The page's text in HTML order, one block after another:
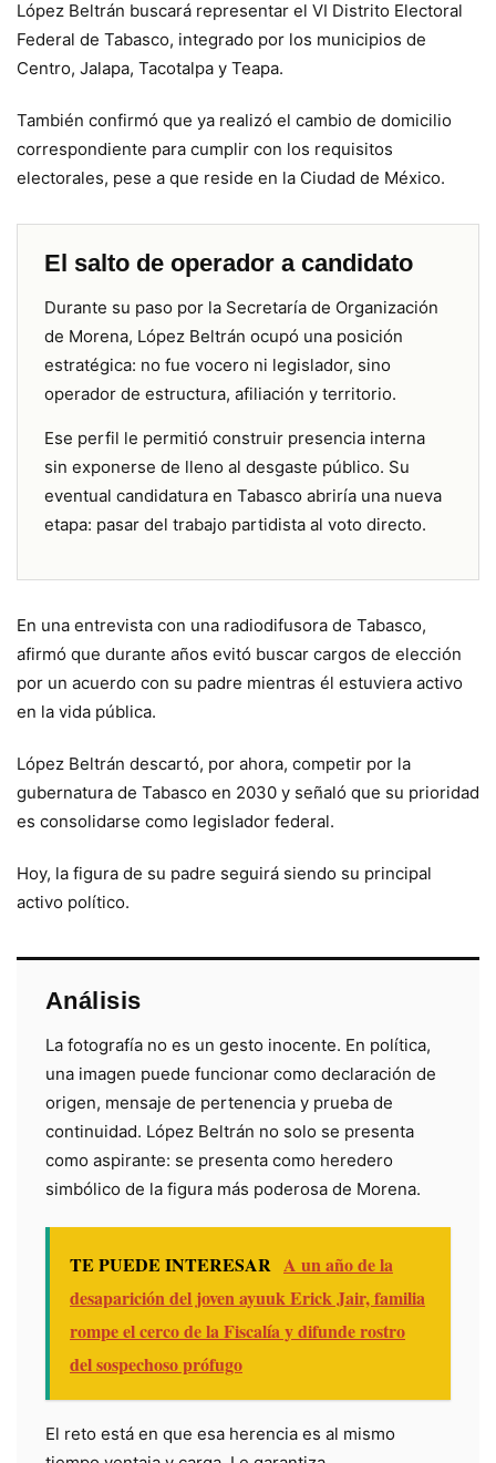
López Beltrán buscará representar el VI Distrito Electoral
Federal de Tabasco, integrado por los municipios de
Centro, Jalapa, Tacotalpa y Teapa.
También confirmó que ya realizó el cambio de domicilio
correspondiente para cumplir con los requisitos
electorales, pese a que reside en la Ciudad de México.
El salto de operador a candidato
Durante su paso por la Secretaría de Organización
de Morena, López Beltrán ocupó una posición
estratégica: no fue vocero ni legislador, sino
operador de estructura, afiliación y territorio.
Ese perfil le permitió construir presencia interna
sin exponerse de lleno al desgaste público. Su
eventual candidatura en Tabasco abriría una nueva
etapa: pasar del trabajo partidista al voto directo.
En una entrevista con una radiodifusora de Tabasco,
afirmó que durante años evitó buscar cargos de elección
por un acuerdo con su padre mientras él estuviera activo
en la vida pública.
López Beltrán descartó, por ahora, competir por la
gubernatura de Tabasco en 2030 y señaló que su prioridad
es consolidarse como legislador federal.
Hoy, la figura de su padre seguirá siendo su principal
activo político.
Análisis
La fotografía no es un gesto inocente. En política,
una imagen puede funcionar como declaración de
origen, mensaje de pertenencia y prueba de
continuidad. López Beltrán no solo se presenta
como aspirante: se presenta como heredero
simbólico de la figura más poderosa de Morena.
TE PUEDE INTERESAR A un año de la
desaparición del joven ayuuk Erick Jair, familia
rompe el cerco de la Fiscalía y difunde rostro
del sospechoso prófugo
El reto está en que esa herencia es al mismo